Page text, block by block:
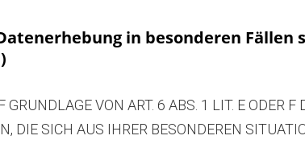
in besonderen Fällen
VON ART. 6 ABS. 1 LIT. E ODER F
DIE SICH AUS IHRER BESONDEREN